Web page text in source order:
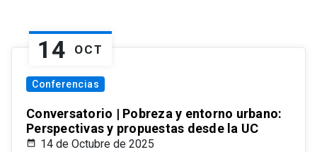
14 OCT
Conferencias
Conversatorio | Pobreza y entorno urbano:
Perspectivas y propuestas desde la UC
14 de Octubre de 2025